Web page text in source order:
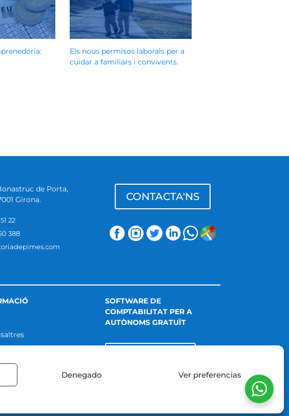
Denegado Ver preferencias
Els nous permisos laborals per a
cuidar a familiars i convivents.
de Porta,
Girona.
22
388
CONTACTA'NS
SOFTWARE DE
COMPTABILITAT PER A
AUTÒNOMS GRATUÏT